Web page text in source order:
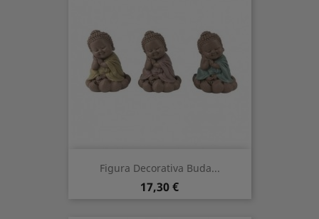
Figura Decorativa Buda...
Precio
17,30 €